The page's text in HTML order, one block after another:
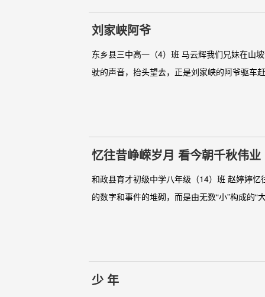
刘家峡阿爷
东乡县三中高一（4）班 马云辉我们兄妹在山
驶的声音，抬头望去，正是刘家峡的阿爷驱车
忆往昔峥嵘岁月 看今朝千秋伟业
和政县育才初级中学八年级（14）班 赵婷婷
的数字和事件的堆砌，而是由无数“小”构成的
少 年